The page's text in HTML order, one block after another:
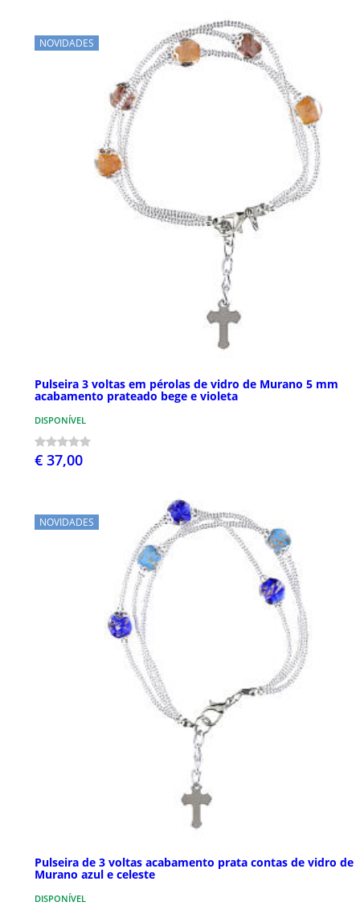
NOVIDADES
Pulseira 3 voltas em pérolas de vidro de Murano 5 mm
acabamento prateado bege e violeta
DISPONÍVEL
€ 37,00
NOVIDADES
Pulseira de 3 voltas acabamento prata contas de vidro de
Murano azul e celeste
DISPONÍVEL